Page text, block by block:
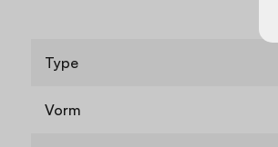
Type
Vorm